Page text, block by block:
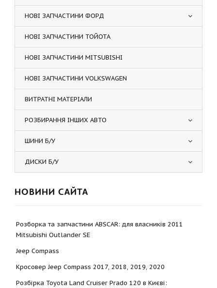
НОВІ ЗАПЧАСТИНИ ФОРД
НОВІ ЗАПЧАСТИНИ ТОЙОТА
НОВІ ЗАПЧАСТИНИ MITSUBISHI
НОВІ ЗАПЧАСТИНИ VOLKSWAGEN
ВИТРАТНІ МАТЕРІАЛИ
РОЗБИРАННЯ ІНШИХ АВТО
ШИНИ Б/У
ДИСКИ Б/У
НОВИНИ САЙТА
Розборка та запчастини ABSCAR: для власників 2011
Mitsubishi Outlander SE
Jeep Compass
Кросовер Jeep Compass 2017, 2018, 2019, 2020
Розбірка Toyota Land Cruiser Prado 120 в Києві: